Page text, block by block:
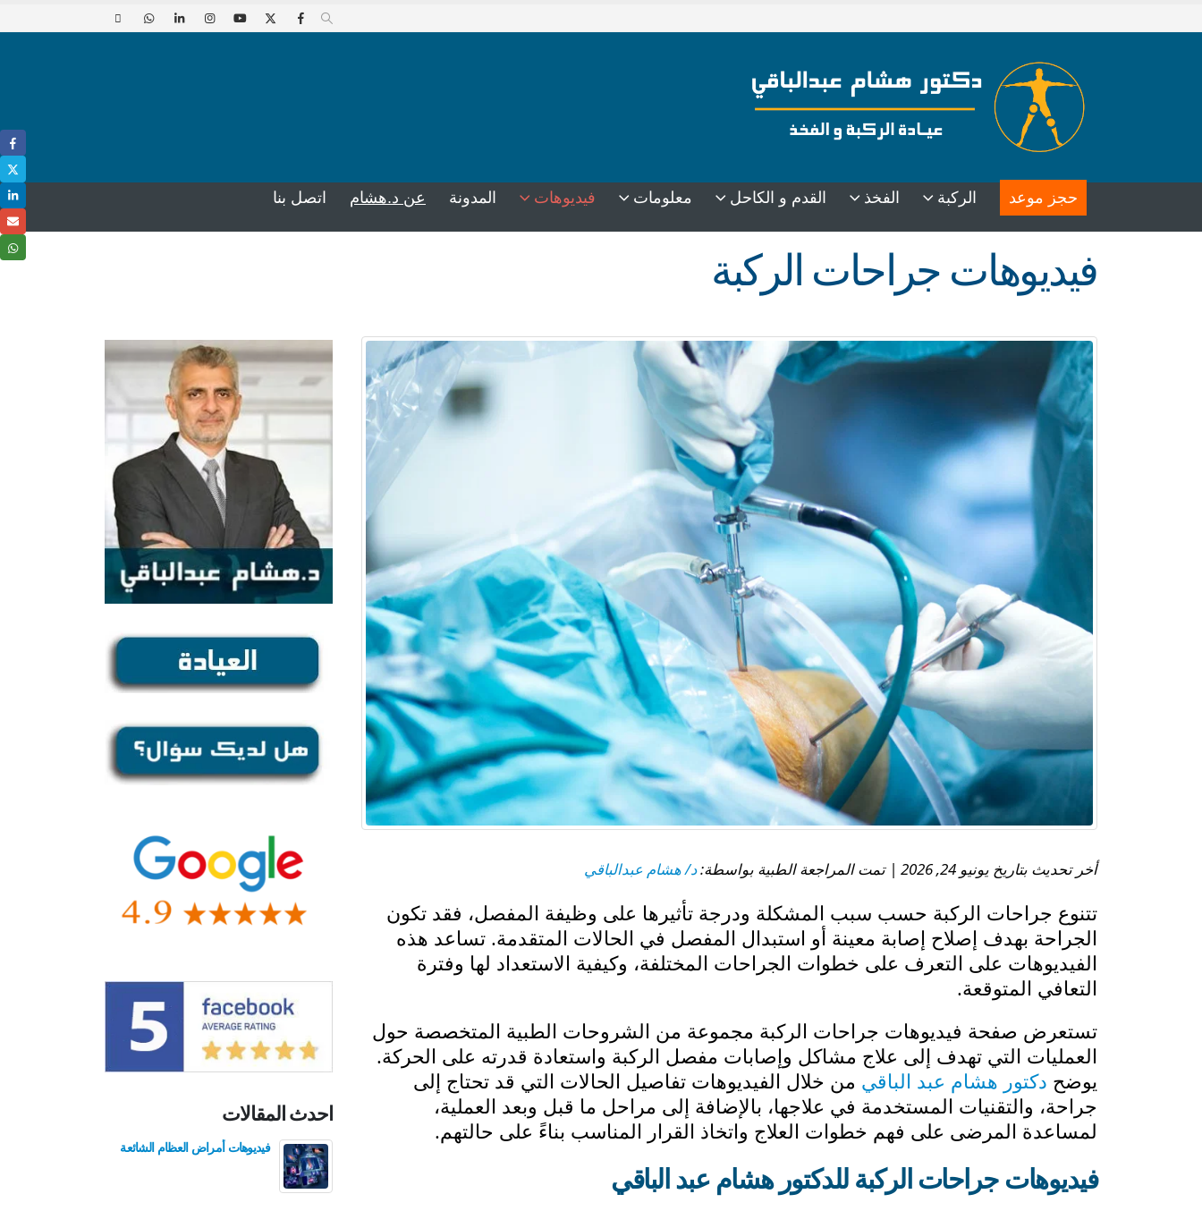
حجز موعد الركبة الفخذ القدم و الكاحل معلومات فيديوهات المدونة عن د.هشام اتصل بنا
فيديوهات جراحات الركبة
أخر تحديث بتاريخ يونيو 24, 2026 | تمت المراجعة الطبية بواسطة: د/ هشام عبدالباقي
تتنوع جراحات الركبة حسب سبب المشكلة ودرجة تأثيرها على وظيفة المفصل، فقد تكون
الجراحة بهدف إصلاح إصابة معينة أو استبدال المفصل في الحالات المتقدمة. تساعد هذه
الفيديوهات على التعرف على خطوات الجراحات المختلفة، وكيفية الاستعداد لها وفترة
التعافي المتوقعة.
تستعرض صفحة فيديوهات جراحات الركبة مجموعة من الشروحات الطبية المتخصصة حول
العمليات التي تهدف إلى علاج مشاكل وإصابات مفصل الركبة واستعادة قدرته على الحركة.
يوضح دكتور هشام عبد الباقي من خلال الفيديوهات تفاصيل الحالات التي قد تحتاج إلى
جراحة، والتقنيات المستخدمة في علاجها، بالإضافة إلى مراحل ما قبل وبعد العملية،
لمساعدة المرضى على فهم خطوات العلاج واتخاذ القرار المناسب بناءً على حالتهم.
فيديوهات جراحات الركبة للدكتور هشام عبد الباقي
احدث المقالات
فيديوهات أمراض العظام الشائعة